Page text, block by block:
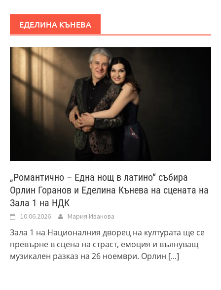
ЕДЕЛИНА КЪНЕВА
„Романтично – Една нощ в латино“ събира
Орлин Горанов и Еделина Кънева на сцената на
Зала 1 на НДК
10.06.2026 Мария Иванова
Зала 1 на Националния дворец на културата ще се
превърне в сцена на страст, емоция и вълнуващ
музикален разказ на 26 ноември. Орлин [...]